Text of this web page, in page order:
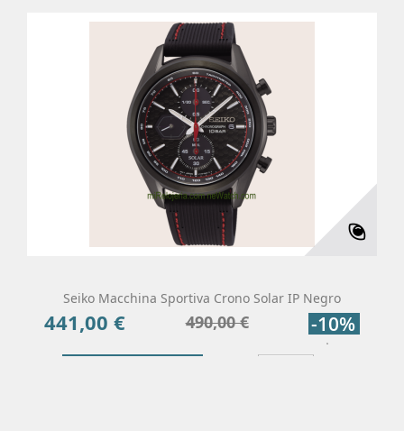
Seiko Macchina Sportiva Crono Solar IP Negro
Precio
441,00 €
Precio
490,00 € -10%